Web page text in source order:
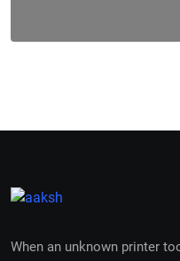
When an unknown printer